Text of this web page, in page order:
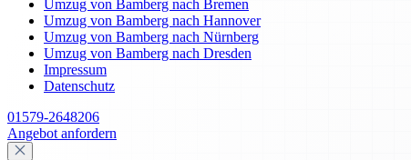
Umzug von Bamberg nach Bremen
Umzug von Bamberg nach Hannover
Umzug von Bamberg nach Nürnberg
Umzug von Bamberg nach Dresden
Impressum
Datenschutz
01579-2648206
Angebot anfordern